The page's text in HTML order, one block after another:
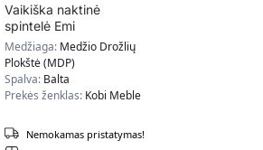
Vaikiška naktinė
spintelė Emi
40,5x37x40 cm,
juodos rankenėlės
Medžiaga: Medžio Drožlių
Plokštė (MDP)
Spalva: Balta
Prekės ženklas: Kobi Meble
Nemokamas pristatymas!